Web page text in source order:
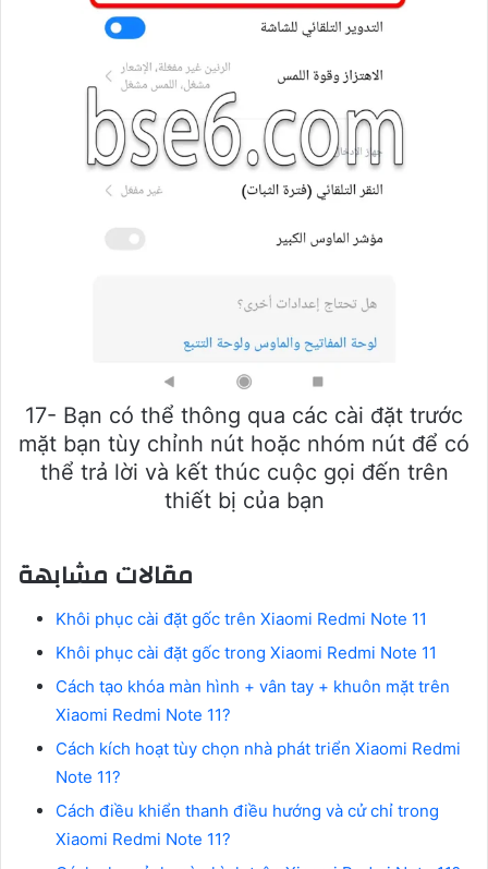
17- Bạn có thể thông qua các cài đặt trước
mặt bạn tùy chỉnh nút hoặc nhóm nút để có
thể trả lời và kết thúc cuộc gọi đến trên
thiết bị của bạn
مقالات مشابهة
Khôi phục cài đặt gốc trên Xiaomi Redmi Note 11
Khôi phục cài đặt gốc trong Xiaomi Redmi Note 11
Cách tạo khóa màn hình + vân tay + khuôn mặt trên
Xiaomi Redmi Note 11?
Cách kích hoạt tùy chọn nhà phát triển Xiaomi Redmi
Note 11?
Cách điều khiển thanh điều hướng và cử chỉ trong
Xiaomi Redmi Note 11?